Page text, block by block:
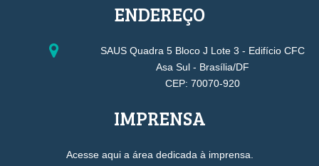
ENDEREÇO
SAUS Quadra 5 Bloco J Lote 3 - Edifício CFC
Asa Sul - Brasília/DF
CEP: 70070-920
IMPRENSA
Acesse aqui a área dedicada à imprensa.